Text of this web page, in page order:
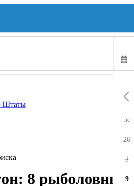
Штаты
8 рыболовных
вс
26
2
9